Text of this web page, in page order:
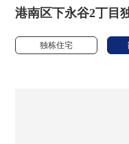
港南区下永谷2丁目
独栋住宅